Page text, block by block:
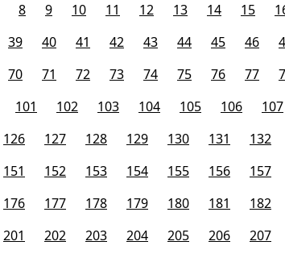
8 9 10 11 12 13 14 15
39 40 41 42 43 44 45 46
70 71 72 73 74 75 76 77
101 102 103 104 105 106 107
126 127 128 129 130 131 132
151 152 153 154 155 156 157
176 177 178 179 180 181 182
201 202 203 204 205 206 207